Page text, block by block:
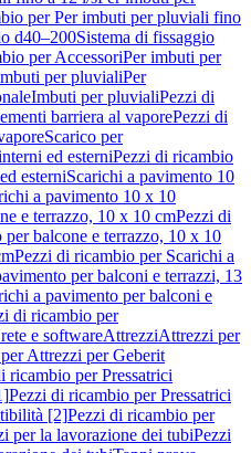
per Per imbuti per pluviali fino
d40–200Sistema di fissaggio
per AccessoriPer imbuti per
per pluvialiPer
Imbuti per pluvialiPezzi di
barriera al vaporePezzi di
Scarico per
ed esterniPezzi di ricambio
esterniScarichi a pavimento 10
a pavimento 10 x 10
e terrazzo, 10 x 10 cmPezzi di
balcone e terrazzo, 10 x 10
Pezzi di ricambio per Scarichi a
per balconi e terrazzi, 13
a pavimento per balconi e
di ricambio per
e softwareAttrezziAttrezzi per
Attrezzi per Geberit
ricambio per Pressatrici
Pezzi di ricambio per Pressatrici
[2]Pezzi di ricambio per
per la lavorazione dei tubiPezzi